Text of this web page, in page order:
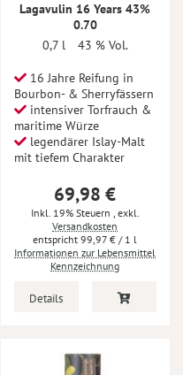
Lagavulin 16 Years 43%
0.70
0,7 l
43 % Vol.
16 Jahre Reifung in
Bourbon- & Sherryfässern
intensiver Torfrauch &
maritime Würze
legendärer Islay-Malt
mit tiefem Charakter
69,98 €
Inkl. 19% Steuern , exkl.
Versandkosten
99,97 € / 1 l
Informationen zur Lebensmittel
Kennzeichnung
Details